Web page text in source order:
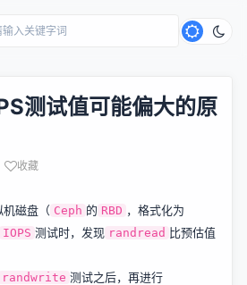
测试值可能偏大的原
收藏
机磁盘（ Ceph 的 RBD ，格式化为
IOPS 测试时，发现 randread 比预估值
randwrite 测试之后，再进行